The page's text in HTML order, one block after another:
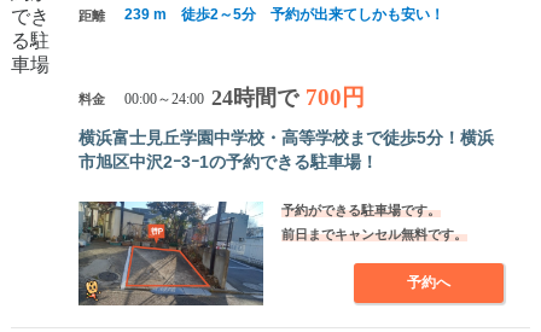
距離 239 m 徒歩2～5分 予約が出来てしかも安い！
料金 00:00～24:00 24時間で 700円
横浜富士見丘学園中学校・高等学校まで徒歩5分！横浜
市旭区中沢2ｰ3ｰ1の予約できる駐車場！
予約ができる駐車場です。
前日までキャンセル無料です。
予約へ